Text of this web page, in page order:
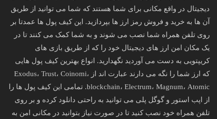
دیجیتال در واقع مکانی برای شما هستند که شما می توانید از طریق
آن ها به خرید و فروش رمز ارز ها بپردازید‌. این کیف پول ها عمدتا بر
روی تلفن همراه شما نصب می شوند و به شما کمک می کنند تا در
یک مکان امن ارز های دیجیتال خود را که از طریق بازی های
کریپتویی به دست می آوردید نگهدارید. انواع بهترین کیف پول هایی
که ارز شما را نگه می دارند عبارت اند از Exodus، Trust، Coinomi،
blockchain، Electrum، Magnum، Atomic. تمامی این کیف پول ها را
از اپب استور و گوگل پلی می توانید به راحتی دانلود کرده و بر روی
تلفن همراه خود نصب کنید تا در صورت نیاز بتوانید در مکانی امن به